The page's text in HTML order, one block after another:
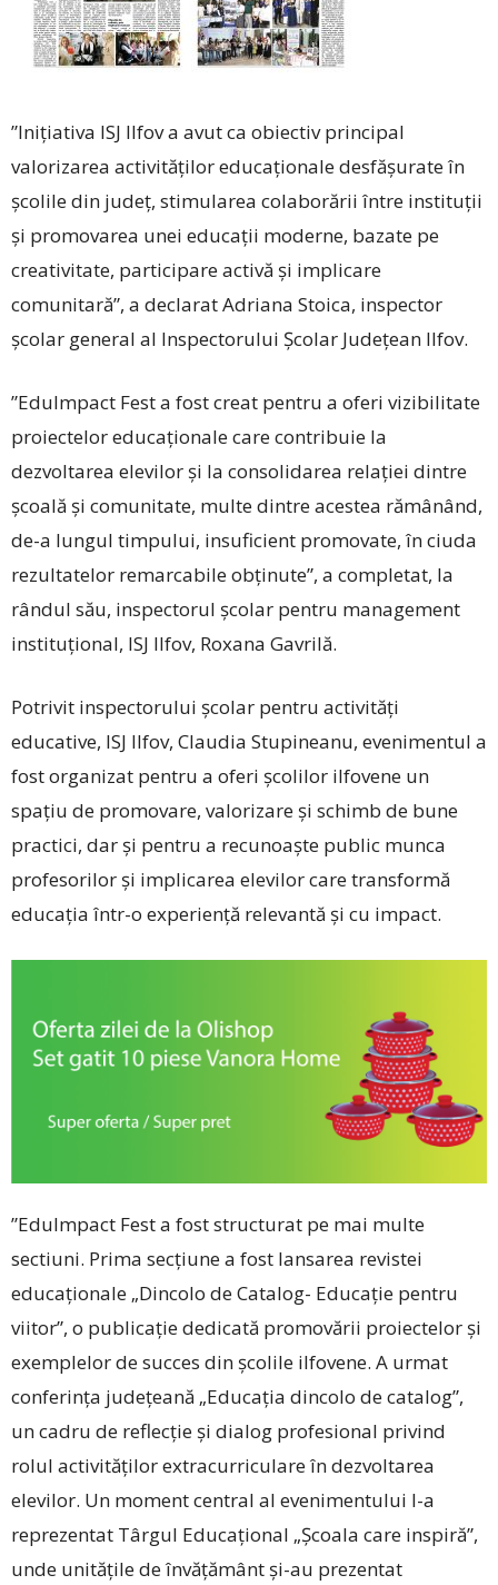
”Inițiativa ISJ Ilfov a avut ca obiectiv principal
valorizarea activităților educaționale desfășurate în
școlile din județ, stimularea colaborării între instituții
și promovarea unei educații moderne, bazate pe
creativitate, participare activă și implicare
comunitară”, a declarat Adriana ­Stoica, inspector
școlar general al Inspectorului Școlar Județean Ilfov.
”EduImpact Fest a fost creat pentru a oferi vizibilitate
proiectelor educaționale care contribuie la
dezvoltarea elevilor și la consolidarea relației dintre
școală și comunitate, multe dintre acestea rămânând,
de-a lungul timpului, insuficient promovate, în ciuda
rezultatelor remarcabile obținute”, a completat, la
rândul său, inspectorul școlar pentru management
instituțional, ISJ ­Ilfov, Roxana Gavrilă.
Potrivit inspectorului școlar pentru activități
educative, ISJ Ilfov, ­Claudia Stupineanu, evenimentul a
fost organizat pentru a oferi școlilor ilfovene un
spațiu de promovare, valorizare și schimb de bune
practici, dar și pentru a recunoaște public munca
profesorilor și implicarea elevilor care transformă
educația într-o experiență relevantă și cu impact.
”EduImpact Fest a fost structurat pe mai multe
sectiuni. Prima secțiune a fost lansarea revistei
educaționale „Dincolo de Catalog- Educație pentru
viitor”, o publicație dedicată promovării proiectelor și
exemplelor de succes din școlile ilfovene. A urmat
conferința județeană „Educația dincolo de catalog”,
un cadru de reflecție și dialog profesional privind
rolul activităților extracurriculare în dezvoltarea
elevilor. Un moment central al evenimentului l-a
reprezentat Târgul Educațional „Școala care inspiră”,
unde unitățile de învățământ și-au prezentat